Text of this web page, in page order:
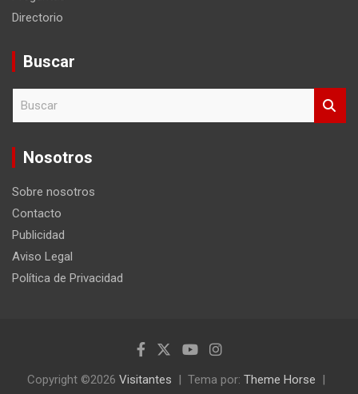
Directorio
Buscar
c
Nosotros
Sobre nosotros
Contacto
Publicidad
Aviso Legal
Política de Privacidad
Copyright ©2026 Visitantes Tema por: Theme Horse